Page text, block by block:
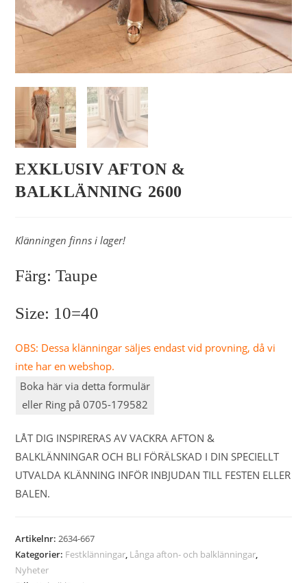
EXKLUSIV AFTON &
BALKLÄNNING 2600
Klänningen finns i lager!
Färg: Taupe
Size: 10=40
OBS: Dessa klänningar säljes endast vid provning, då vi
inte har en webshop.
Boka här via detta formulär
eller Ring på 0705-179582
LÅT DIG INSPIRERAS AV VACKRA AFTON &
BALKLÄNNINGAR OCH BLI FÖRÄLSKAD I DIN SPECIELLT
UTVALDA KLÄNNING INFÖR INBJUDAN TILL FESTEN ELLER
BALEN.
Artikelnr:2634-667
Kategorier: Festklänningar, Långa afton- och balklänningar,
Nyheter